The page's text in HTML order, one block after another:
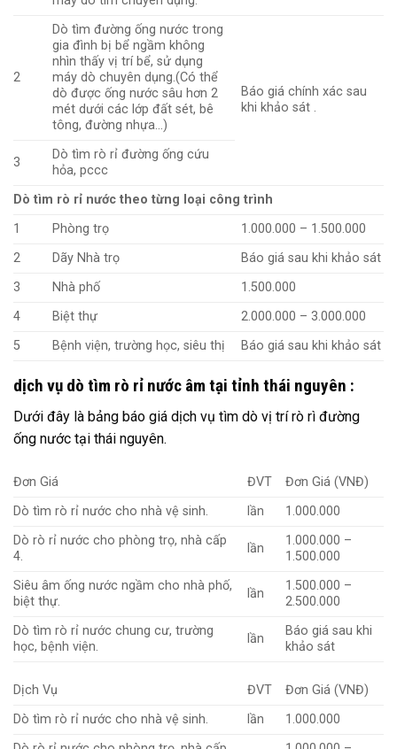
2
Dò tìm đường ống nước trong
gia đình bị bể ngầm không
nhìn thấy vị trí bể, sử dụng
máy dò chuyên dụng.(Có thể
dò được ống nước sâu hơn 2
mét dưới các lớp đất sét, bê
tông, đường nhựa…)
Báo giá chính xác sau
khi khảo sát .
3
Dò tìm rò rỉ đường ống cứu
hỏa, pccc
Dò tìm rò rỉ nước theo từng loại công trình
1
Phòng trọ
1.000.000 – 1.500.000
2
Dãy Nhà trọ
Báo giá sau khi khảo sát
3
Nhà phố
1.500.000
4
Biệt thự
2.000.000 – 3.000.000
5
Bệnh viện, trường học, siêu thị Báo giá sau khi khảo sát
dịch vụ dò tìm rò rỉ nước âm tại tỉnh thái nguyên :
Dưới đây là bảng báo giá dịch vụ tìm dò vị trí rò rì đường
ống nước tại thái nguyên.
Đơn Giá ĐVT
Đơn Giá (VNĐ)
Dò tìm rò rỉ nước cho nhà vệ sinh.
lần
1.000.000
Dò rò rỉ nước cho phòng trọ, nhà cấp
4.
lần
1.000.000 –
1.500.000
Siêu âm ống nước ngầm cho nhà phố,
biệt thự.
lần
1.500.000 –
2.500.000
Dò tìm rò rỉ nước chung cư, trường
học, bệnh viện.
lần
Báo giá sau khi
khảo sát
Dịch Vụ ĐVT
Đơn Giá (VNĐ)
Dò tìm rò rỉ nước cho nhà vệ sinh.
lần
1.000.000